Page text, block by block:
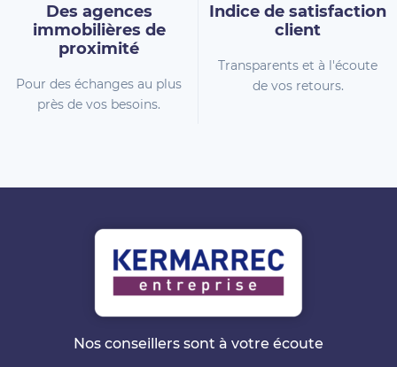
Des agences
immobilières de
proximité
Pour des échanges au plus
près de vos besoins.
Indice de satisfaction
client
Transparents et à l'écoute
de vos retours.
Nos conseillers sont à votre écoute